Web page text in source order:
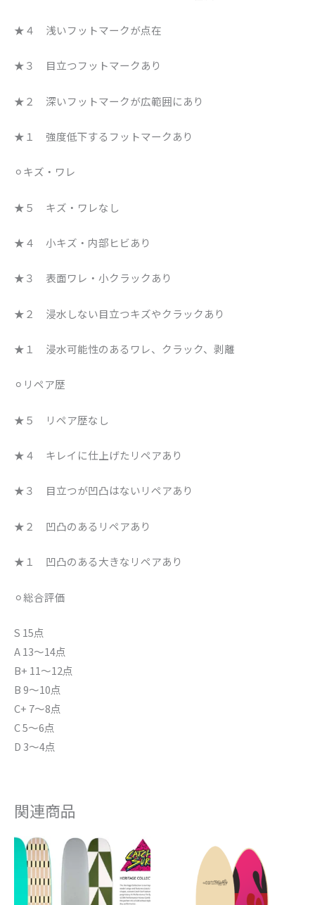
★４ 浅いフットマークが点在
★３ 目立つフットマークあり
★２ 深いフットマークが広範囲にあり
★１ 強度低下するフットマークあり
⚪︎キズ・ワレ
★５ キズ・ワレなし
★４ 小キズ・内部ヒビあり
★３ 表面ワレ・小クラックあり
★２ 浸水しない目立つキズやクラックあり
★１ 浸水可能性のあるワレ、クラック、剥離
⚪︎リペア歴
★５ リペア歴なし
★４ キレイに仕上げたリペアあり
★３ 目立つが凹凸はないリペアあり
★２ 凹凸のあるリペアあり
★１ 凹凸のある大きなリペアあり
⚪︎総合評価
S 15点
A 13〜14点
B+ 11〜12点
B 9〜10点
C+ 7〜8点
C 5〜6点
D 3〜4点
関連商品